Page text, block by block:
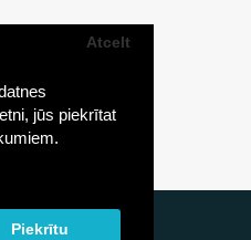
jūs piekrītat
Atcelt
Piekrītu
© 2026